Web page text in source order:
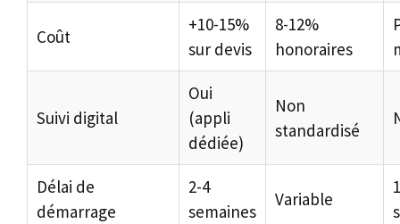
Coût
+10-15%
sur devis
8-12%
honoraires
Suivi digital
Oui
(appli
dédiée)
Non
standardisé
Délai de
démarrage
2-4
semaines
Variable